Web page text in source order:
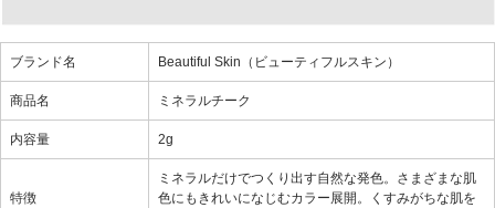
ブランド名 Beautiful Skin（ビューティフルスキン）
商品名 ミネラルチーク
内容量 2g
特徴
ミネラルだけでつくり出す自然な発色。さまざまな肌
色にもきれいになじむカラー展開。くすみがちな肌を